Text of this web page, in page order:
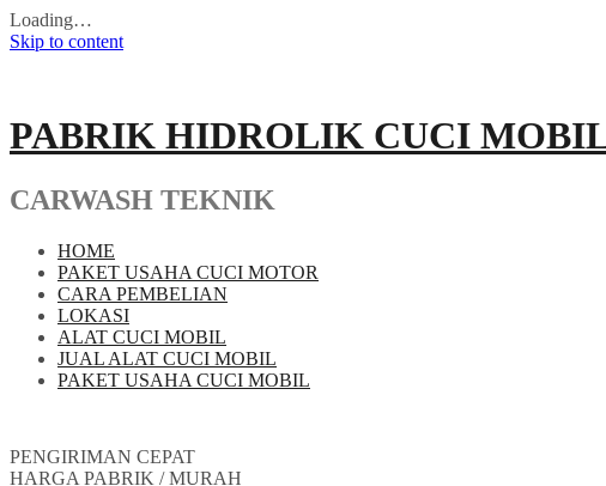
Loading…
Skip to content
PABRIK HIDROLIK CUCI
CARWASH TEKNIK
HOME
PAKET USAHA CUCI MOTOR
CARA PEMBELIAN
LOKASI
ALAT CUCI MOBIL
JUAL ALAT CUCI MOBIL
PAKET USAHA CUCI MOBIL
PENGIRIMAN CEPAT
HARGA PABRIK / MURAH